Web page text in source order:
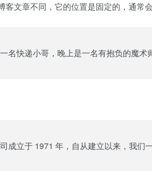
客文章不同，它的位置是固定的，通常
名快递小哥，晚上是一名有抱负的魔
成立于 1971 年，自从建立以来，我